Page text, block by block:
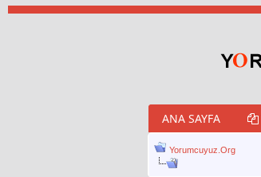
ANA SAYFA
Yorumcuyuz.Org